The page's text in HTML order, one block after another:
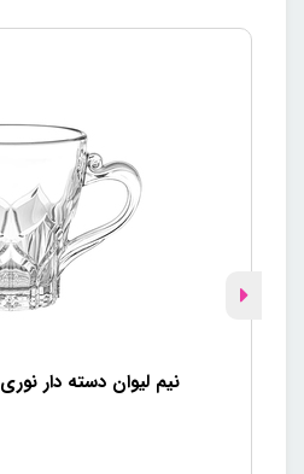
نیم لیوان دسته دار